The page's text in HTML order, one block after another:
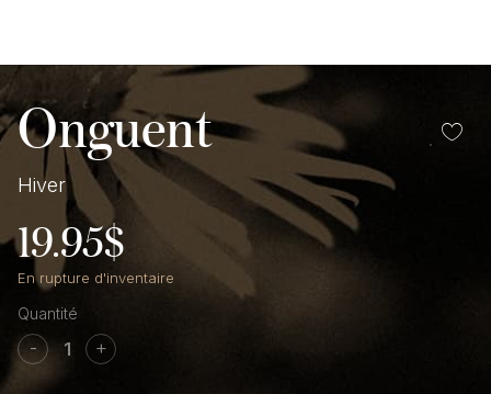
Onguent
Hiver
19.95$
En rupture d'inventaire
de
Onguent
- +